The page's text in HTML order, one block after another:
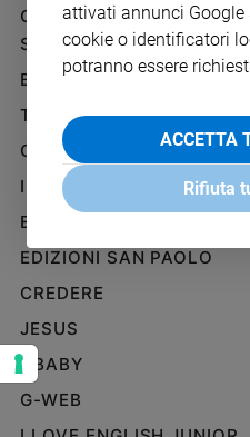
Aziende
di
Caso
della
settimana
Diversità
e
Costume
Cultura
e
spettacoli
GRUPPO EDITORIALE
SAN PAOLO
BENESSERE
TELENOVA
GAZZETTA D'ALBA
IL GIORNALINO
EDICOLA SAN PAOLO
EDIZIONI SAN PAOLO
CREDERE
JESUS
GBABY
G-WEB
attivati annunci
cookie o identificatori
potranno essere
ACCETTA
Rifiuta